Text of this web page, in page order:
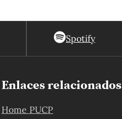
Spotify
Enlaces relacionados
Home PUCP